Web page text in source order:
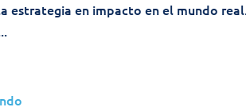
estrategia en impacto en el mundo